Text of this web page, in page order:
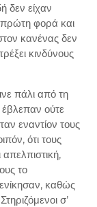
δεν είχαν
πρώτη φορά και
κανένας δεν
κινδύνους
πάλι από τη
ούτε
εναντίον τους
ότι τους
το
καθώς
σ’